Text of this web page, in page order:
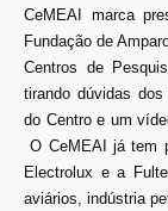
CeMEAI marca
Fundação de
Centros de
tirando dúvidas
do Centro e um
O CeMEAI já tem
Electrolux e a
aviários, indústria